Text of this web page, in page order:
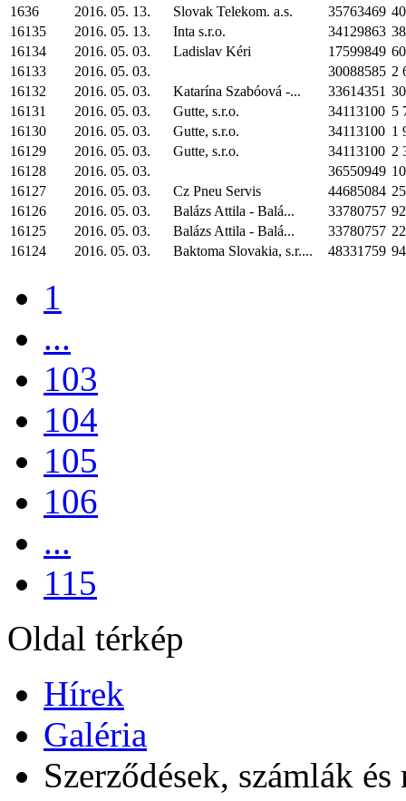
1636
2016. 05. 13. Slovak Telekom. a.s. 35763469
16135
2016. 05. 13. Inta s.r.o. 34129863
16134
2016. 05. 03. Ladislav Kéri 17599849
16133
2016. 05. 03. 30088585 2
16132
2016. 05. 03. Katarína Szabóová -... 33614351
16131
2016. 05. 03. Gutte, s.r.o. 34113100 5
16130
2016. 05. 03. Gutte, s.r.o. 34113100 1
16129
2016. 05. 03. Gutte, s.r.o. 34113100 2
16128
2016. 05. 03. 36550949
16127
2016. 05. 03. Cz Pneu Servis 44685084
16126
2016. 05. 03. Balázs Attila - Balá... 33780757
16125
2016. 05. 03. Balázs Attila - Balá... 33780757
16124
2016. 05. 03. Baktoma Slovakia, s.r.... 48331759
1
...
103
104
105
106
...
115
Oldal térkép
Hírek
Galéria
Szerződések, számlák